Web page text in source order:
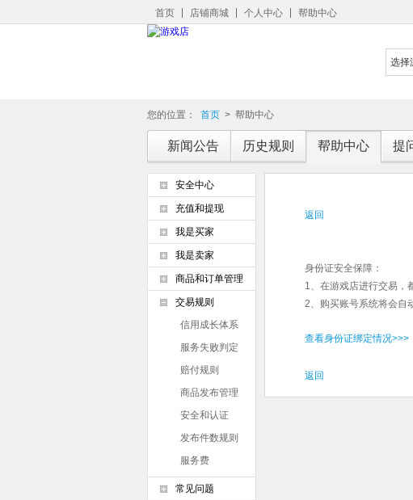
首页 店铺商城 个人中心 帮助中心
选择
您的位置： 首页 > 帮助中心
新闻公告 历史规则 帮助中心 提
返回
身份证安全保障：
1、在游戏店进行交易，
2、购买账号系统将会自
查看身份证绑定情况>>>
返回
安全中心
充值和提现
我是买家
我是卖家
商品和订单管理
交易规则
信用成长体系
服务失败判定
赔付规则
商品发布管理
条例
安全和认证
发布件数规则
服务费
常见问题